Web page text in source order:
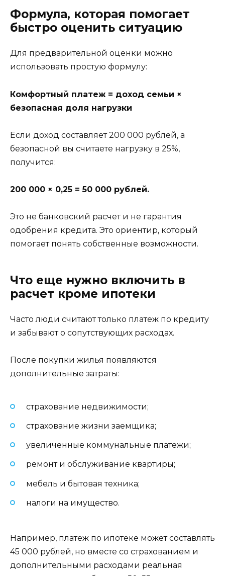
Формула, которая помогает
быстро оценить ситуацию
Для предварительной оценки можно
использовать простую формулу:
Комфортный платеж = доход семьи ×
безопасная доля нагрузки
Если доход составляет 200 000 рублей, а
безопасной вы считаете нагрузку в 25%,
получится:
200 000 × 0,25 = 50 000 рублей.
Это не банковский расчет и не гарантия
одобрения кредита. Это ориентир, который
помогает понять собственные возможности.
Что еще нужно включить в
расчет кроме ипотеки
Часто люди считают только платеж по кредиту
и забывают о сопутствующих расходах.
После покупки жилья появляются
дополнительные затраты:
страхование недвижимости;
страхование жизни заемщика;
увеличенные коммунальные платежи;
ремонт и обслуживание квартиры;
мебель и бытовая техника;
налоги на имущество.
Например, платеж по ипотеке может составлять
45 000 рублей, но вместе со страхованием и
дополнительными расходами реальная